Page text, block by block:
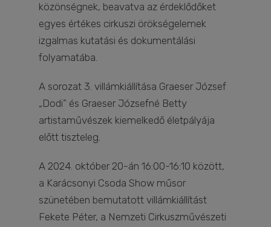
közönségnek, beavatva az érdeklődőket
egyes értékes cirkuszi örökségelemek
izgalmas kutatási és dokumentálási
folyamatába.
A sorozat 3. villámkiállítása Graeser József
„Dodi” és Graeser Józsefné Betty
artistaművészek kiemelkedő életpályája
előtt tiszteleg.
A 2024. október 20-án 16:00-16:10 között,
a Karácsonyi Csoda Show műsor
szünetében bemutatott villámkiállítást
Fekete Péter, a Nemzeti Cirkuszművészeti